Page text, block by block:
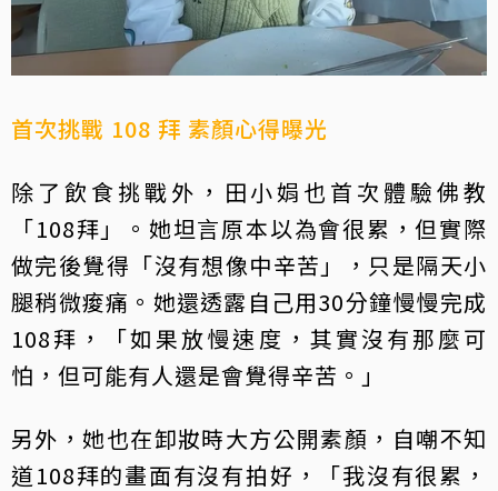
首次挑戰 108 拜 素顏心得曝光
除了飲食挑戰外，田小娟也首次體驗佛教
「108拜」。她坦言原本以為會很累，但實際
做完後覺得「沒有想像中辛苦」，只是隔天小
腿稍微痠痛。她還透露自己用30分鐘慢慢完成
108拜，「如果放慢速度，其實沒有那麼可
怕，但可能有人還是會覺得辛苦。」
另外，她也在卸妝時大方公開素顏，自嘲不知
道108拜的畫面有沒有拍好，「我沒有很累，